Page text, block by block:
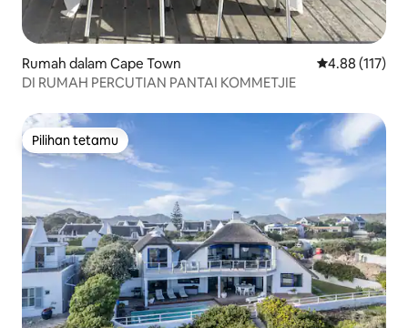
Rumah dalam Cape Town Penarafan
4.88 (117)
DI RUMAH PERCUTIAN PANTAI KOMMETJIE
Pilihan tetamu
Pilihan tetamu